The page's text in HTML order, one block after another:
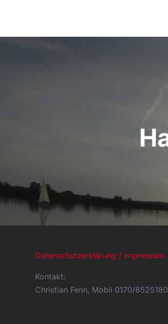
Datenschutzerklärung / Impressum
Kontakt:
Christian Fenn, Mobil 0170/8525180